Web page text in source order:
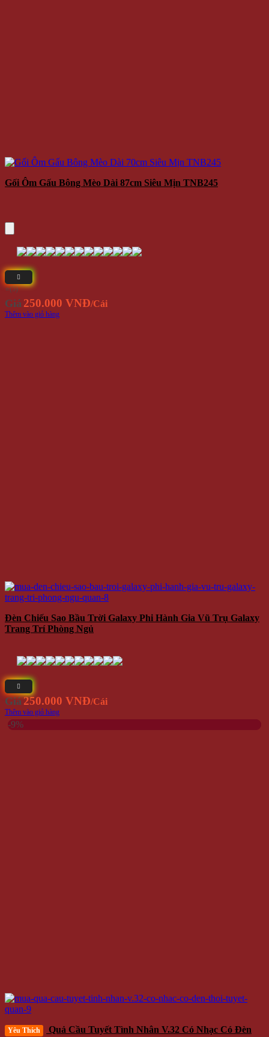
Gối Ôm Gấu Bông Mèo Dài 87cm Siêu Mịn TNB245
⭐(5)
Giá 250.000 VNĐ/Cái
Thêm vào giỏ hàng
Đèn Chiếu Sao Bầu Trời Galaxy Phi Hành Gia Vũ Trụ Galaxy
Trang Trí Phòng Ngủ
Giá250.000 VNĐ/Cái
Thêm vào giỏ hàng
-9%
Yêu Thích
Quả Cầu Tuyết Tình Nhân V.32 Có Nhạc Có Đèn